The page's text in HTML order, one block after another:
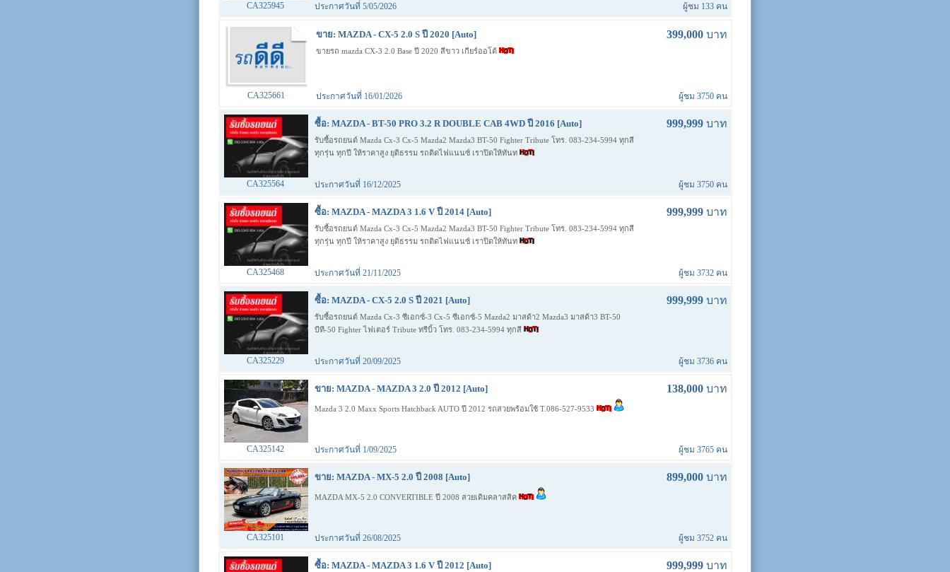
CA325945 ประกาศวันที่ 5/05/2026 ผู้ชม 133 คน
ขาย: MAZDA - CX-5 2.0 S ปี 2020 [Auto] 399,000บาท
ขายรถ mazda CX-3 2.0 Base ปี 2020 สีขาว เกียร์ออโต้
CA325661 ประกาศวันที่ 16/01/2026 ผู้ชม 3750 คน
ซื้อ: MAZDA - BT-50 PRO 3.2 R DOUBLE CAB 4WD ปี 2016 [Auto] 999,999บาท
รับซื้อรถยนต์ Mazda Cx-3 Cx-5 Mazda2 Mazda3 BT-50 Fighter Tribute โทร. 083-234-5994 ทุกสี
ทุกรุ่น ทุกปี ให้ราคาสูง ยุติธรรม รถติดไฟแนนซ์ เราปิดให้ทันท
CA325564 ประกาศวันที่ 16/12/2025 ผู้ชม 3750 คน
ซื้อ: MAZDA - MAZDA 3 1.6 V ปี 2014 [Auto] 999,999บาท
รับซื้อรถยนต์ Mazda Cx-3 Cx-5 Mazda2 Mazda3 BT-50 Fighter Tribute โทร. 083-234-5994 ทุกสี
ทุกรุ่น ทุกปี ให้ราคาสูง ยุติธรรม รถติดไฟแนนซ์ เราปิดให้ทันท
CA325468 ประกาศวันที่ 21/11/2025 ผู้ชม 3732 คน
ซื้อ: MAZDA - CX-5 2.0 S ปี 2021 [Auto] 999,999บาท
รับซื้อรถยนต์ Mazda Cx-3 ซีเอกซ์-3 Cx-5 ซีเอกซ์-5 Mazda2 มาสด้า2 Mazda3 มาสด้า3 BT-50
บีที-50 Fighter ไฟเตอร์ Tribute ทรีบิ้ว โทร. 083-234-5994 ทุกสี
CA325229 ประกาศวันที่ 20/09/2025 ผู้ชม 3736 คน
ขาย: MAZDA - MAZDA 3 2.0 ปี 2012 [Auto] 138,000บาท
Mazda 3 2.0 Maxx Sports Hatchback AUTO ปี 2012 รถสวยพร้อมใช้ T.086-527-9533
CA325142 ประกาศวันที่ 1/09/2025 ผู้ชม 3765 คน
ขาย: MAZDA - MX-5 2.0 ปี 2008 [Auto] 899,000บาท
MAZDA MX-5 2.0 CONVERTIBLE ปี 2008 สวยเดิมคลาสสิค
CA325101 ประกาศวันที่ 26/08/2025 ผู้ชม 3752 คน
ซื้อ: MAZDA - MAZDA 3 1.6 V ปี 2012 [Auto] 999,999บาท